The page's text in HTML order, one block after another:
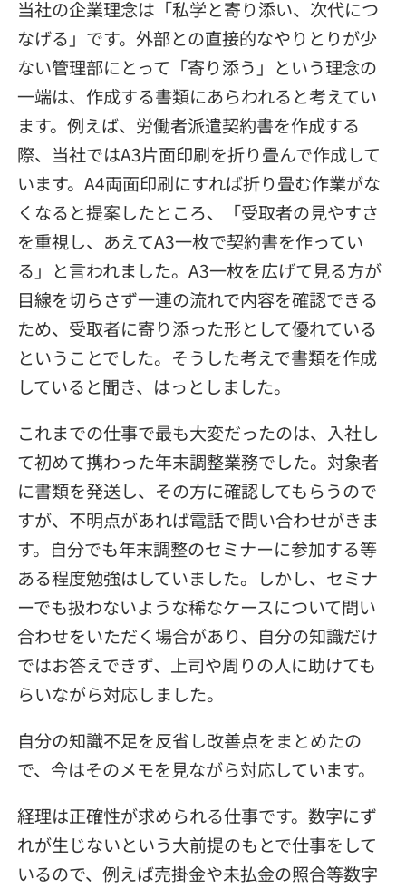
当社の企業理念は「私学と寄り添い、次代につ
なげる」です。外部との直接的なやりとりが少
ない管理部にとって「寄り添う」という理念の
一端は、作成する書類にあらわれると考えてい
ます。例えば、労働者派遣契約書を作成する
際、当社ではA3片面印刷を折り畳んで作成して
います。A4両面印刷にすれば折り畳む作業がな
くなると提案したところ、「受取者の見やすさ
を重視し、あえてA3一枚で契約書を作ってい
る」と言われました。A3一枚を広げて見る方が
目線を切らさず一連の流れで内容を確認できる
ため、受取者に寄り添った形として優れている
ということでした。そうした考えで書類を作成
していると聞き、はっとしました。
これまでの仕事で最も大変だったのは、入社し
て初めて携わった年末調整業務でした。対象者
に書類を発送し、その方に確認してもらうので
すが、不明点があれば電話で問い合わせがきま
す。自分でも年末調整のセミナーに参加する等
ある程度勉強はしていました。しかし、セミナ
ーでも扱わないような稀なケースについて問い
合わせをいただく場合があり、自分の知識だけ
ではお答えできず、上司や周りの人に助けても
らいながら対応しました。
自分の知識不足を反省し改善点をまとめたの
で、今はそのメモを見ながら対応しています。
経理は正確性が求められる仕事です。数字にず
れが生じないという大前提のもとで仕事をして
いるので、例えば売掛金や未払金の照合等数字